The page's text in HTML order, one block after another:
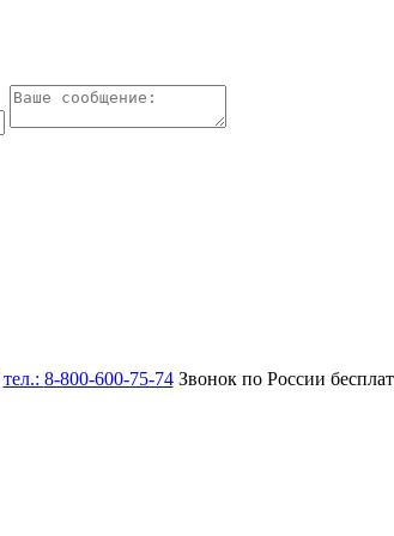
тел.: 8-800-600-75-74Звонок по России